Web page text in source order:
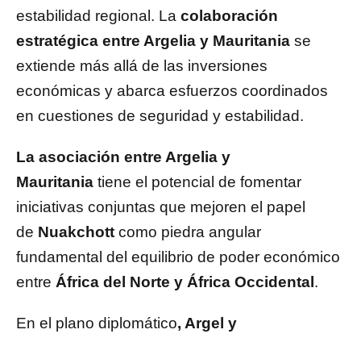
estabilidad regional. La colaboración
estratégica entre Argelia y Mauritania se
extiende más allá de las inversiones
económicas y abarca esfuerzos coordinados
en cuestiones de seguridad y estabilidad.
La asociación entre Argelia y
Mauritania tiene el potencial de fomentar
iniciativas conjuntas que mejoren el papel
de Nuakchott como piedra angular
fundamental del equilibrio de poder económico
entre África del Norte y África Occidental.
En el plano diplomático, Argel y